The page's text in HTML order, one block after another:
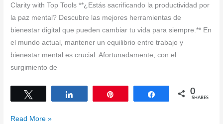
Clarity with Top Tools **¿Estás sacrificando la productividad por
la paz mental? Descubre las mejores herramientas de
bienestar digital que pueden cambiar tu vida para siempre.** En
el mundo actual, mantener un equilibrio entre trabajo y
bienestar mental es crucial. Afortunadamente, con el
surgimiento de
Share 0
SHARES
“Mindfulness
Read More »